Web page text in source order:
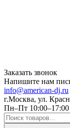
Заказать звонок
Напишите нам
info@american-dj.ru
г.Москва, ул.
Пн–Пт 10:00–17:00